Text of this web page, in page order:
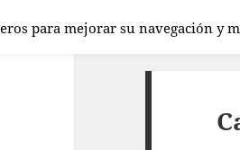
para mejorar su navegación y